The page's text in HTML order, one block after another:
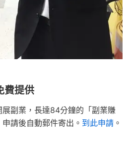
費提供
副業，長達84分鐘的「副業賺
請後自動郵件寄出。 到此申請 。